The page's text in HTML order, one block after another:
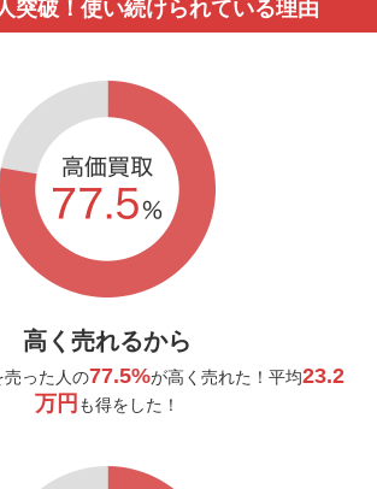
突破！使い続けられている理由
高く売れるから
売った人の77.5%が高く売れた！平均23.2
万円 も得をした！